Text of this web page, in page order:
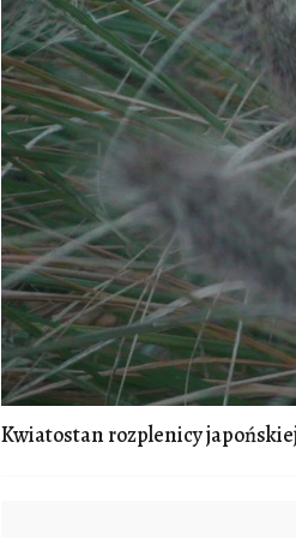
Kwiatostan rozplenicy